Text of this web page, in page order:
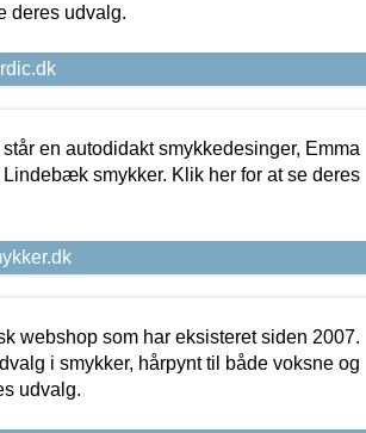
deres udvalg.
en autodidakt smykkedesinger, Emma
smykker. Klik her for at se deres
webshop som har eksisteret siden 2007.
i smykker, hårpynt til både voksne og
udvalg.